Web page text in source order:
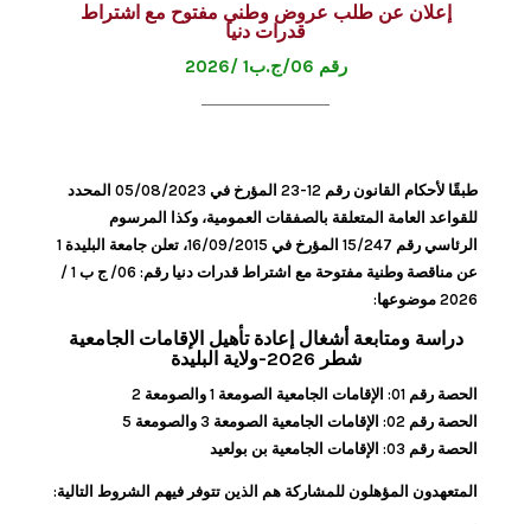
إعلان عن طلب عروض وطني مفتوح مع اشتراط
قدرات دنيا
رقم 06/ج.ب1 /2026
طبقًا لأحكام القانون رقم 12-23 المؤرخ في 05/08/2023 المحدد
للقواعد العامة المتعلقة بالصفقات العمومية، وكذا المرسوم
الرئاسي رقم 15/247 المؤرخ في 16/09/2015، تعلن جامعة البليدة 1
عن مناقصة وطنية مفتوحة مع اشتراط قدرات دنيا رقم: 06/ ج ب 1 /
2026 موضوعها:
دراسة ومتابعة أشغال إعادة تأهيل الإقامات الجامعية
شطر 2026-ولاية البليدة
الحصة رقم 01: الإقامات الجامعية الصومعة 1 والصومعة 2
الحصة رقم 02: الإقامات الجامعية الصومعة 3 والصومعة 5
الحصة رقم 03: الإقامات الجامعية بن بولعيد
المتعهدون المؤهلون للمشاركة هم الذين تتوفر فيهم الشروط التالية: